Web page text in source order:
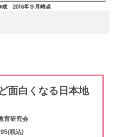
面白くなる日本地
育研究会
税込)